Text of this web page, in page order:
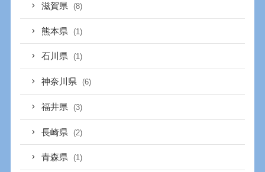
滋賀県 (8)
熊本県 (1)
石川県 (1)
神奈川県 (6)
福井県 (3)
長崎県 (2)
青森県 (1)